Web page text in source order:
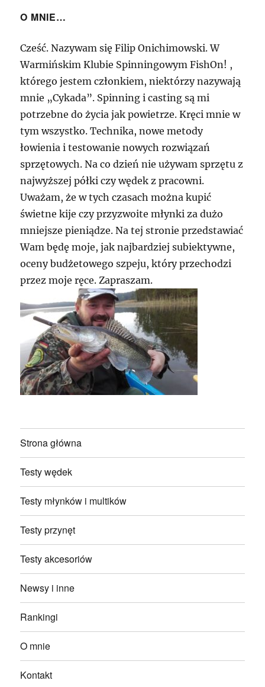
O MNIE…
Cześć. Nazywam się Filip Onichimowski. W
Warmińskim Klubie Spinningowym FishOn! ,
którego jestem członkiem, niektórzy nazywają
mnie „Cykada”. Spinning i casting są mi
potrzebne do życia jak powietrze. Kręci mnie w
tym wszystko. Technika, nowe metody
łowienia i testowanie nowych rozwiązań
sprzętowych. Na co dzień nie używam sprzętu z
najwyższej półki czy wędek z pracowni.
Uważam, że w tych czasach można kupić
świetne kije czy przyzwoite młynki za dużo
mniejsze pieniądze. Na tej stronie przedstawiać
Wam będę moje, jak najbardziej subiektywne,
oceny budżetowego szpeju, który przechodzi
przez moje ręce. Zapraszam.
Strona główna
Testy wędek
Testy młynków i multików
Testy przynęt
Testy akcesoriów
Newsy i inne
Rankingi
O mnie
Kontakt